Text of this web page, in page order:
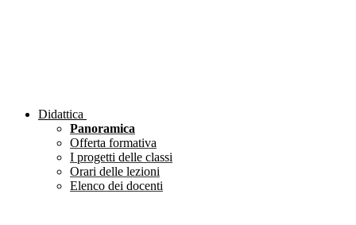
Didattica
Panoramica
Offerta formativa
I progetti delle classi
Orari delle lezioni
Elenco dei docenti